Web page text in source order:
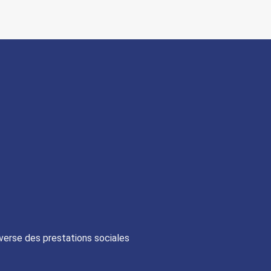
des prestations sociales